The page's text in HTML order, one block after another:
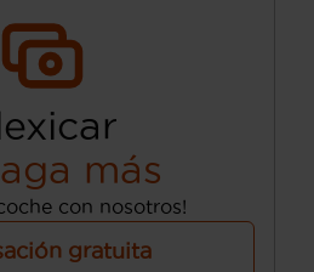
más
con nosotros!
gratuita